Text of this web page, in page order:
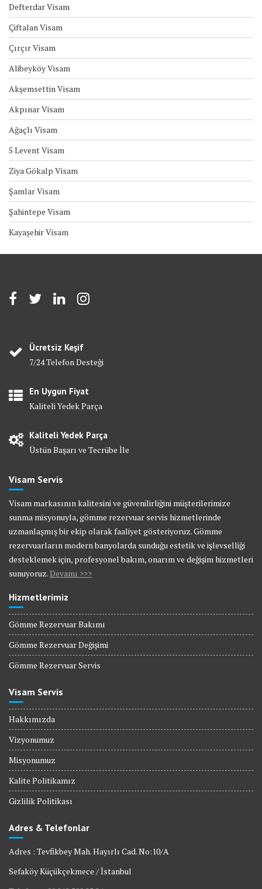
Defterdar Visam
Çiftalan Visam
Çırçır Visam
Alibeyköy Visam
Akşemsettin Visam
Akpınar Visam
Ağaçlı Visam
5 Levent Visam
Ziya Gökalp Visam
Şamlar Visam
Şahintepe Visam
Kayaşehir Visam
Ücretsiz Keşif
7/24 Telefon Desteği
En Uygun Fiyat
Kaliteli Yedek Parça
Kaliteli Yedek Parça
Üstün Başarı ve Tecrübe İle
Visam Servis
Visam markasının kalitesini ve güvenilirliğini müşterilerimize
sunma misyonuyla, gömme rezervuar servis hizmetlerinde
uzmanlaşmış bir ekip olarak faaliyet gösteriyoruz. Gömme
rezervuarların modern banyolarda sunduğu estetik ve işlevselliği
desteklemek için, profesyonel bakım, onarım ve değişim hizmetleri
sunuyoruz. Devamı >>>
Hizmetlerimiz
Gömme Rezervuar Bakımı
Gömme Rezervuar Değişimi
Gömme Rezervuar Servis
Visam Servis
Hakkımızda
Vizyonumuz
Misyonumuz
Kalite Politikamız
Gizlilik Politikası
Adres & Telefonlar
Adres : Tevfikbey Mah. Hayırlı Cad. No:10/A
Sefaköy Küçükçekmece / İstanbul